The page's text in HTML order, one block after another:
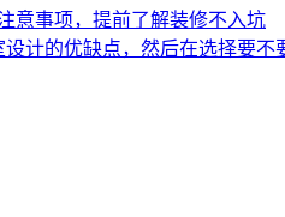
意事项，提前了解装修不入坑
计的优缺点，然后在选择要不